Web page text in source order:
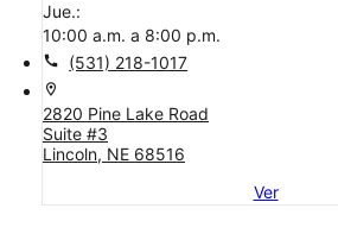
Jue.:
10:00 a.m. a 8:00 p.m.
call (531) 218-1017
location_on
2820 Pine Lake Road
Suite #3
Lincoln, NE 68516
Ver